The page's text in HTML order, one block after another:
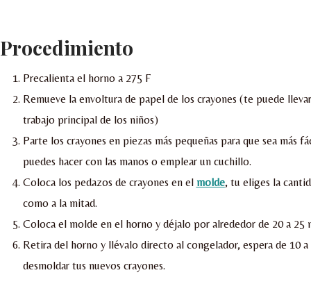
Procedimiento
Precalienta el horno a 275 F
Remueve la envoltura de papel de los crayones (te puede
trabajo principal de los niños)
Parte los crayones en piezas más pequeñas para que sea más
puedes hacer con las manos o emplear un cuchillo.
Coloca los pedazos de crayones en el molde, tu eliges la
como a la mitad.
Coloca el molde en el horno y déjalo por alrededor de 20 a 25
Retira del horno y llévalo directo al congelador, espera de 10
desmoldar tus nuevos crayones.